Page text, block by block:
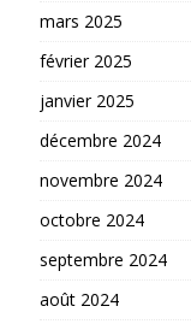
mars 2025
février 2025
janvier 2025
décembre 2024
novembre 2024
octobre 2024
septembre 2024
août 2024